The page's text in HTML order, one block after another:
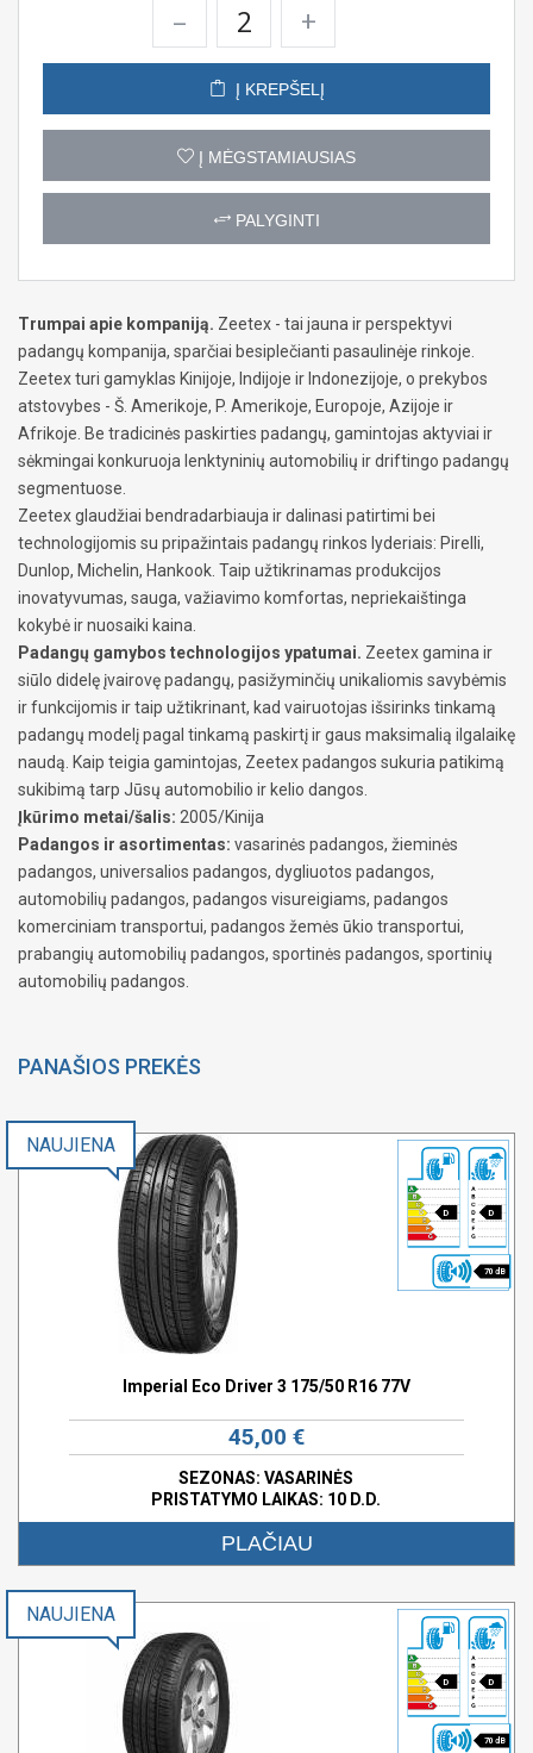
– +
Į KREPŠELĮ
Į MĖGSTAMIAUSIAS
PALYGINTI
Trumpai apie kompaniją. Zeetex - tai jauna ir perspektyvi
padangų kompanija, sparčiai besiplečianti pasaulinėje rinkoje.
Zeetex turi gamyklas Kinijoje, Indijoje ir Indonezijoje, o prekybos
atstovybes - Š. Amerikoje, P. Amerikoje, Europoje, Azijoje ir
Afrikoje. Be tradicinės paskirties padangų, gamintojas aktyviai ir
sėkmingai konkuruoja lenktyninių automobilių ir driftingo padangų
segmentuose.
Zeetex glaudžiai bendradarbiauja ir dalinasi patirtimi bei
technologijomis su pripažintais padangų rinkos lyderiais: Pirelli,
Dunlop, Michelin, Hankook. Taip užtikrinamas produkcijos
inovatyvumas, sauga, važiavimo komfortas, nepriekaištinga
kokybė ir nuosaiki kaina.
Padangų gamybos technologijos ypatumai. Zeetex gamina ir
siūlo didelę įvairovę padangų, pasižyminčių unikaliomis savybėmis
ir funkcijomis ir taip užtikrinant, kad vairuotojas išsirinks tinkamą
padangų modelį pagal tinkamą paskirtį ir gaus maksimalią ilgalaikę
naudą. Kaip teigia gamintojas, Zeetex padangos sukuria patikimą
sukibimą tarp Jūsų automobilio ir kelio dangos.
Įkūrimo metai/šalis: 2005/Kinija
Padangos ir asortimentas: vasarinės padangos, žieminės
padangos, universalios padangos, dygliuotos padangos,
automobilių padangos, padangos visureigiams, padangos
komerciniam transportui, padangos žemės ūkio transportui,
prabangių automobilių padangos, sportinės padangos, sportinių
automobilių padangos.
PANAŠIOS PREKĖS
D D
70 dB
NAUJIENA
Imperial Eco Driver 3 175/50 R16 77V
45,00 €
SEZONAS: VASARINĖS
PRISTATYMO LAIKAS: 10 D.D.
PLAČIAU
D D
70 dB
NAUJIENA